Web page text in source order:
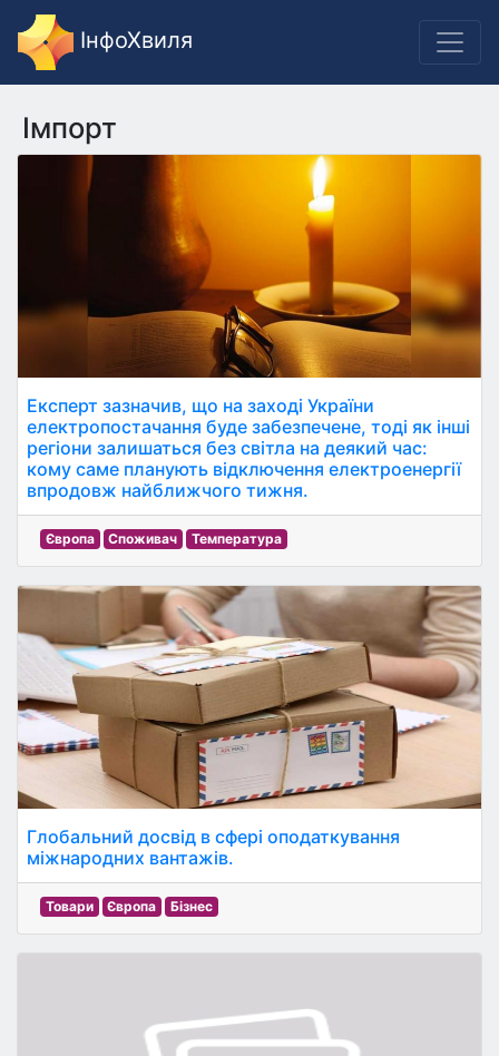
ІнфоХвиля
Імпорт
Експерт зазначив, що на заході України
електропостачання буде забезпечене, тоді як інші
регіони залишаться без світла на деякий час:
кому саме планують відключення електроенергії
впродовж найближчого тижня.
Європа Споживач Температура
Глобальний досвід в сфері оподаткування
міжнародних вантажів.
Товари Європа Бізнес